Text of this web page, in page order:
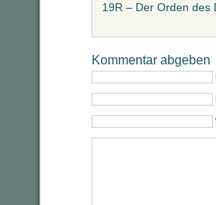
19R – Der Orden des
Kommentar abgeben